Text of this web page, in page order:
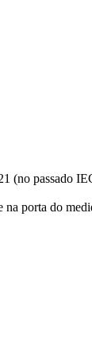
(no passado
porta do